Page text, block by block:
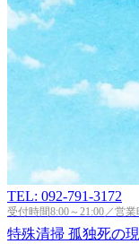
TEL: 092-791-3172
受付時間8:00～21:00／営業
特殊清掃 孤独死の